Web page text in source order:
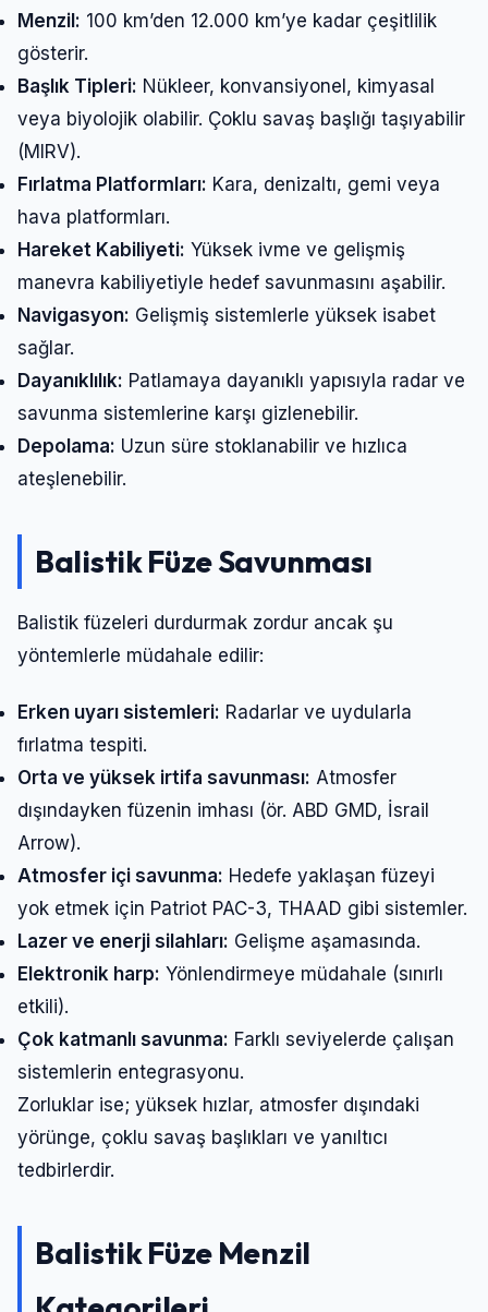
Menzil: 100 km’den 12.000 km’ye kadar çeşitlilik
gösterir.
Başlık Tipleri: Nükleer, konvansiyonel, kimyasal
veya biyolojik olabilir. Çoklu savaş başlığı taşıyabilir
(MIRV).
Fırlatma Platformları: Kara, denizaltı, gemi veya
hava platformları.
Hareket Kabiliyeti: Yüksek ivme ve gelişmiş
manevra kabiliyetiyle hedef savunmasını aşabilir.
Navigasyon: Gelişmiş sistemlerle yüksek isabet
sağlar.
Dayanıklılık: Patlamaya dayanıklı yapısıyla radar ve
savunma sistemlerine karşı gizlenebilir.
Depolama: Uzun süre stoklanabilir ve hızlıca
ateşlenebilir.
Balistik Füze Savunması
Balistik füzeleri durdurmak zordur ancak şu
yöntemlerle müdahale edilir:
Erken uyarı sistemleri: Radarlar ve uydularla
fırlatma tespiti.
Orta ve yüksek irtifa savunması: Atmosfer
dışındayken füzenin imhası (ör. ABD GMD, İsrail
Arrow).
Atmosfer içi savunma: Hedefe yaklaşan füzeyi
yok etmek için Patriot PAC-3, THAAD gibi sistemler.
Lazer ve enerji silahları: Gelişme aşamasında.
Elektronik harp: Yönlendirmeye müdahale (sınırlı
etkili).
Çok katmanlı savunma: Farklı seviyelerde çalışan
sistemlerin entegrasyonu.
Zorluklar ise; yüksek hızlar, atmosfer dışındaki
yörünge, çoklu savaş başlıkları ve yanıltıcı
tedbirlerdir.
Balistik Füze Menzil